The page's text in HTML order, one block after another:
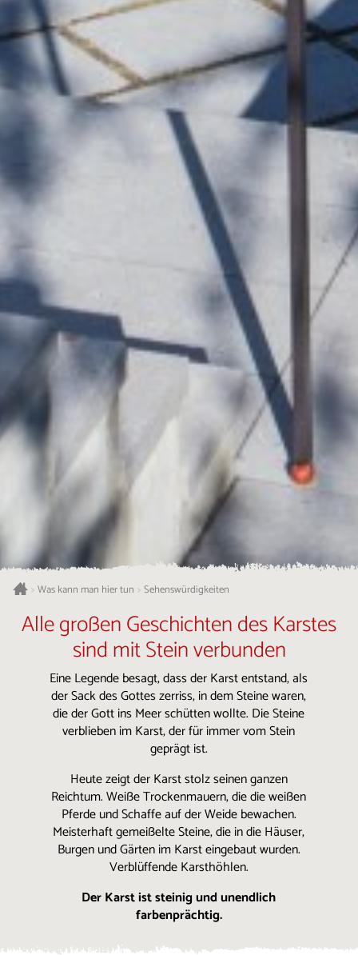
>Was kann man hier tun > Sehenswürdigkeiten
Alle großen Geschichten des Karstes
sind mit Stein verbunden
Eine Legende besagt, dass der Karst entstand, als
der Sack des Gottes zerriss, in dem Steine waren,
die der Gott ins Meer schütten wollte. Die Steine
verblieben im Karst, der für immer vom Stein
geprägt ist.
Heute zeigt der Karst stolz seinen ganzen
Reichtum. Weiße Trockenmauern, die die weißen
Pferde und Schaffe auf der Weide bewachen.
Meisterhaft gemeißelte Steine, die in die Häuser,
Burgen und Gärten im Karst eingebaut wurden.
Verblüffende Karsthöhlen.
Der Karst ist steinig und unendlich
farbenprächtig.